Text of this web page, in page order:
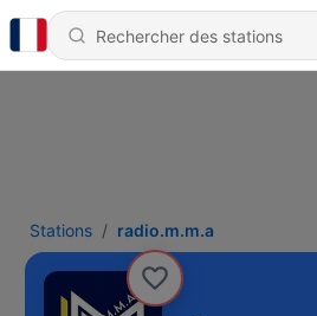
Stations radio.m.m.a